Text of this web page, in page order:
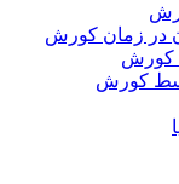
در زمان کورش
کورش
کورش